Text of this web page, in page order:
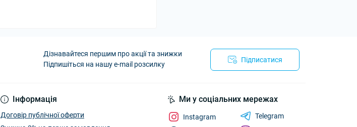
Дізнавайтеся першим про акції та знижки
Підпишіться на нашу e-mail розсилку
Підписатися
Інформація
Договір публічної оферти
Ми у соціальних мережах
Instagram Telegram